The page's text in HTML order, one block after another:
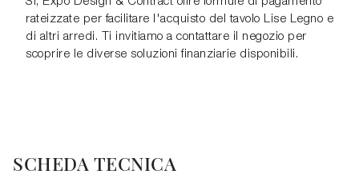
rateizzate per facilitare l'acquisto del tavolo Lise Legno e
di altri arredi. Ti invitiamo a contattare il negozio per
scoprire le diverse soluzioni finanziarie disponibili.
SCHEDA TECNICA